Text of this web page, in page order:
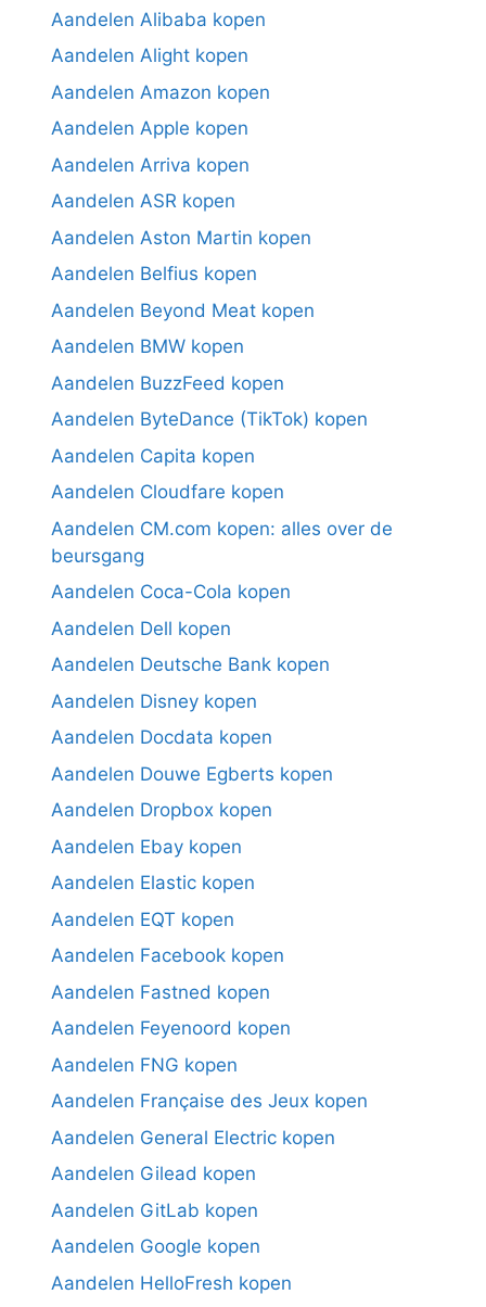
Aandelen Alibaba kopen
Aandelen Alight kopen
Aandelen Amazon kopen
Aandelen Apple kopen
Aandelen Arriva kopen
Aandelen ASR kopen
Aandelen Aston Martin kopen
Aandelen Belfius kopen
Aandelen Beyond Meat kopen
Aandelen BMW kopen
Aandelen BuzzFeed kopen
Aandelen ByteDance (TikTok) kopen
Aandelen Capita kopen
Aandelen Cloudfare kopen
Aandelen CM.com kopen: alles over de
beursgang
Aandelen Coca-Cola kopen
Aandelen Dell kopen
Aandelen Deutsche Bank kopen
Aandelen Disney kopen
Aandelen Docdata kopen
Aandelen Douwe Egberts kopen
Aandelen Dropbox kopen
Aandelen Ebay kopen
Aandelen Elastic kopen
Aandelen EQT kopen
Aandelen Facebook kopen
Aandelen Fastned kopen
Aandelen Feyenoord kopen
Aandelen FNG kopen
Aandelen Française des Jeux kopen
Aandelen General Electric kopen
Aandelen Gilead kopen
Aandelen GitLab kopen
Aandelen Google kopen
Aandelen HelloFresh kopen